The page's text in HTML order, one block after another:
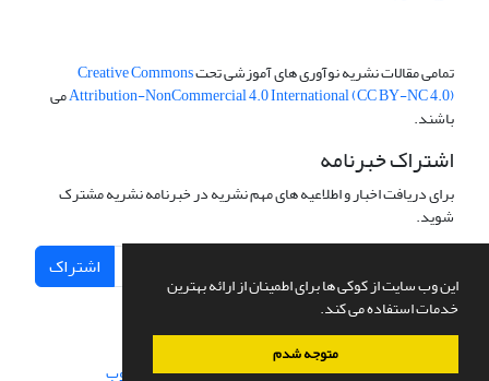
این وب سایت از کوکی ها برای اطمینان از ارائه بهترین
خدمات استفاده می کند.
متوجه شدم
تمامی مقالات نشریه نوآوری های آموزشی تحتCreative Commons
Attribution-NonCommercial 4.0 International (CC BY-NC 4.0)می
باشند.
اشتراک خبرنامه
برای دریافت اخبار و اطلاعیه های مهم نشریه در خبرنامه نشریه مشترک
شوید.
اشتراک
سامانه مدیریت نشریات علمی.طراحی و پیاده سازی از سیناوب